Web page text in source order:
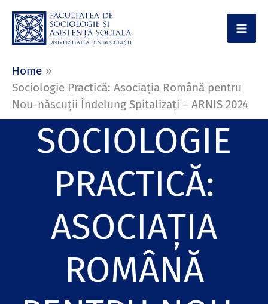
content
Home
Sociologie Practică: Asociația Română pentru
Nou-născuții Îndelung Spitalizați – ARNIS 2024
SOCIOLOGIE
PRACTICĂ:
ASOCIAȚIA
ROMÂNĂ